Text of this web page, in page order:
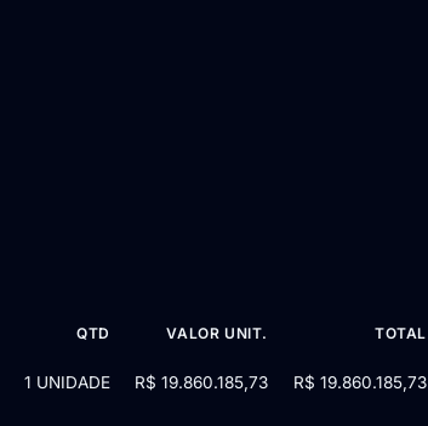
QTD VALOR UNIT. TOTAL
1 UNIDADE R$ 19.860.185,73 R$ 19.860.185,73